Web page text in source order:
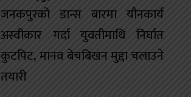
जनकपुरको डान्स बारमा यौनकार्य
अस्वीकार गर्दा युवतीमाथि निर्घात
कुटपिट, मानव बेचबिखन मुद्दा चलाउने
तयारी